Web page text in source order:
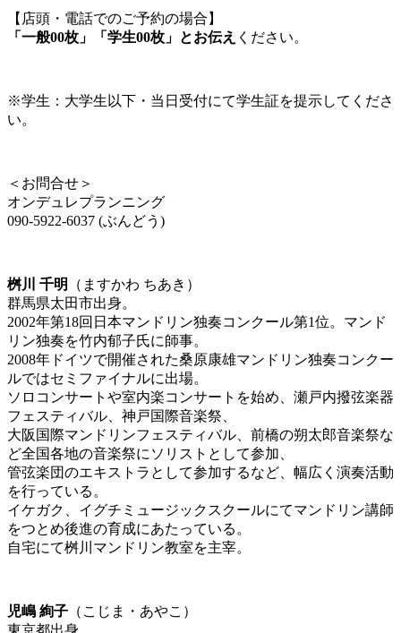
【店頭・電話でのご予約の場合】
「一般00枚」「学生00枚」とお伝え ください。
※学生：大学生以下・当日受付にて学生証を提示してくださ
い。
＜お問合せ＞
オンデュレプランニング
090-5922-6037 (ぶんどう)
桝川 千明
（ますかわ ちあき）
群馬県太田市出身。
2002年第18回日本マンドリン独奏コンクール第1位。マンド
リン独奏を竹内郁子氏に師事。
2008年ドイツで開催された桑原康雄マンドリン独奏コンクー
ルではセミファイナルに出場。
ソロコンサートや室内楽コンサートを始め、瀬戸内撥弦楽器
フェスティバル、神戸国際音楽祭、
大阪国際マンドリンフェスティバル、前橋の朔太郎音楽祭な
ど全国各地の音楽祭にソリストとして参加、
管弦楽団のエキストラとして参加するなど、幅広く演奏活動
を行っている。
イケガク、イグチミュージックスクールにてマンドリン講師
をつとめ後進の育成にあたっている。
自宅にて桝川マンドリン教室を主宰。
児嶋 絢子 （こじま・あやこ）
東京都出身。